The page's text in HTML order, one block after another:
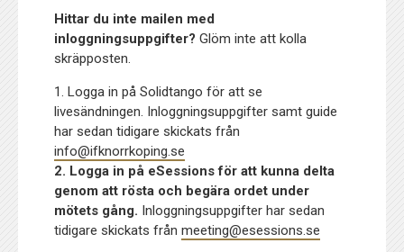
Hittar du inte mailen med
inloggningsuppgifter?Glöm inte att kolla
skräpposten.
1. Logga in på Solidtango för att se
livesändningen. Inloggningsuppgifter samt guide
har sedan tidigare skickats från
info@ifknorrkoping.se
2. Logga in på eSessions för att kunna delta
genom att rösta och begära ordet under
mötets gång. Inloggningsuppgifter har sedan
tidigare skickats frånmeeting@esessions.se